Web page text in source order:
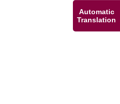
Automatic
Translation